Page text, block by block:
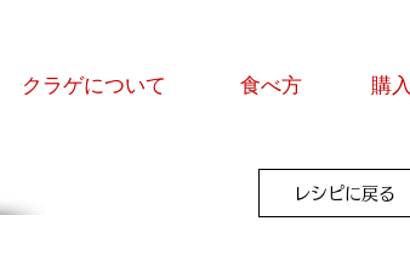
​クラゲについて 食べ方 購入
レシピに戻る